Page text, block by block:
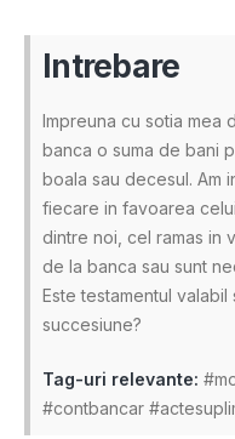
Intrebare
Impreuna cu sotia mea
banca o suma de bani
boala sau decesul. Am
fiecare in favoarea
dintre noi, cel ramas in
de la banca sau sunt
Este testamentul
succesiune?
Tag-uri relevante:
#contbancar